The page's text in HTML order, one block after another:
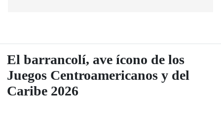
El barrancolí, ave ícono de los
Juegos Centroamericanos y del
Caribe 2026